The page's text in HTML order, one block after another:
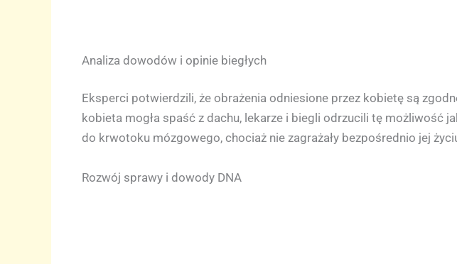
Analiza dowodów i opinie biegłych
Eksperci potwierdzili, że obrażenia odniesione przez kobietę są
kobieta mogła spaść z dachu, lekarze i biegli odrzucili tę możliwość
do krwotoku mózgowego, chociaż nie zagrażały bezpośrednio jej
Rozwój sprawy i dowody DNA